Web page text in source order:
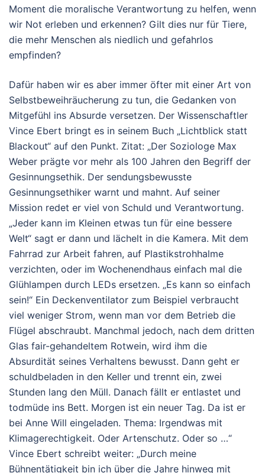
Moment die moralische Verantwortung zu helfen, wenn
wir Not erleben und erkennen? Gilt dies nur für Tiere,
die mehr Menschen als niedlich und gefahrlos
empfinden?
Dafür haben wir es aber immer öfter mit einer Art von
Selbstbeweihräucherung zu tun, die Gedanken von
Mitgefühl ins Absurde versetzen. Der Wissenschaftler
Vince Ebert bringt es in seinem Buch „Lichtblick statt
Blackout“ auf den Punkt. Zitat: „Der Soziologe Max
Weber prägte vor mehr als 100 Jahren den Begriff der
Gesinnungsethik. Der sendungsbewusste
Gesinnungsethiker warnt und mahnt. Auf seiner
Mission redet er viel von Schuld und Verantwortung.
„Jeder kann im Kleinen etwas tun für eine bessere
Welt“ sagt er dann und lächelt in die Kamera. Mit dem
Fahrrad zur Arbeit fahren, auf Plastikstrohhalme
verzichten, oder im Wochenendhaus einfach mal die
Glühlampen durch LEDs ersetzen. „Es kann so einfach
sein!“ Ein Deckenventilator zum Beispiel verbraucht
viel weniger Strom, wenn man vor dem Betrieb die
Flügel abschraubt. Manchmal jedoch, nach dem dritten
Glas fair-gehandeltem Rotwein, wird ihm die
Absurdität seines Verhaltens bewusst. Dann geht er
schuldbeladen in den Keller und trennt ein, zwei
Stunden lang den Müll. Danach fällt er entlastet und
todmüde ins Bett. Morgen ist ein neuer Tag. Da ist er
bei Anne Will eingeladen. Thema: Irgendwas mit
Klimagerechtigkeit. Oder Artenschutz. Oder so …“
Vince Ebert schreibt weiter: „Durch meine
Bühnentätigkeit bin ich über die Jahre hinweg mit